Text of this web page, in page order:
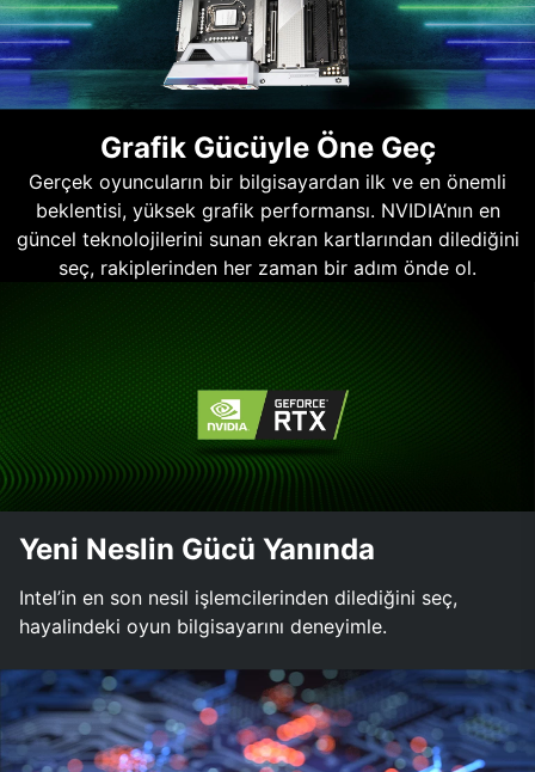
Grafik Gücüyle Öne Geç
Gerçek oyuncuların bir bilgisayardan ilk ve en önemli
beklentisi, yüksek grafik performansı. NVIDIA’nın en
güncel teknolojilerini sunan ekran kartlarından dilediğini
seç, rakiplerinden her zaman bir adım önde ol.
Yeni Neslin Gücü Yanında
Intel’in en son nesil işlemcilerinden dilediğini seç,
hayalindeki oyun bilgisayarını deneyimle.